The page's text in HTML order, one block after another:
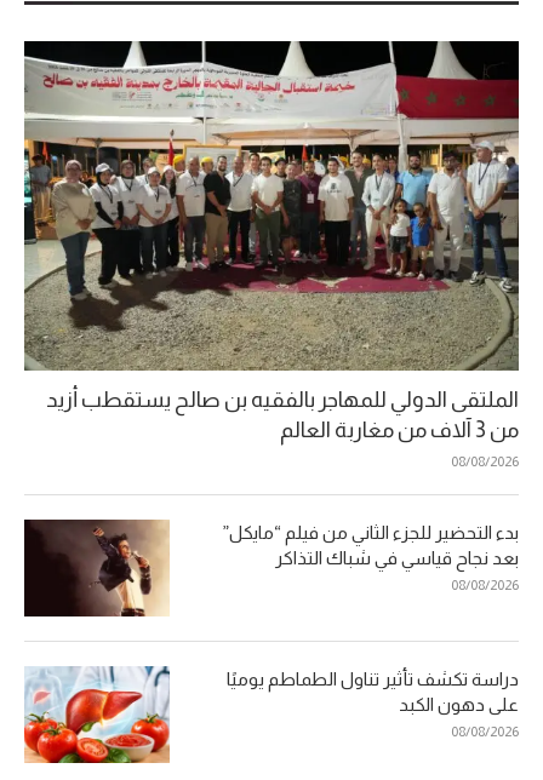
الملتقى الدولي للمهاجر بالفقيه بن صالح يستقطب أزيد
من 3 آلاف من مغاربة العالم
08/08/2026
بدء التحضير للجزء الثاني من فيلم “مايكل”
بعد نجاح قياسي في شباك التذاكر
08/08/2026
دراسة تكشف تأثير تناول الطماطم يوميًا
على دهون الكبد
08/08/2026